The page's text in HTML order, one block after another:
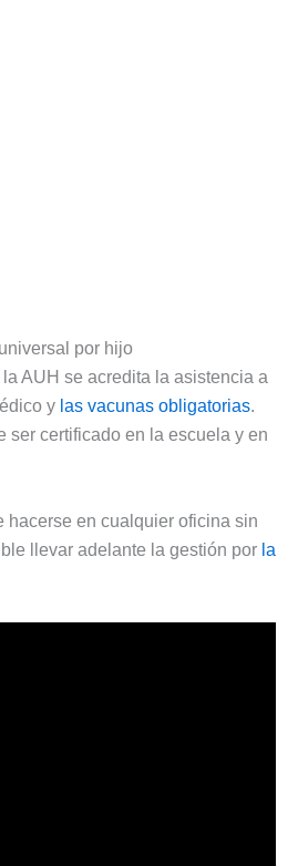
por hijo
AUH se acredita la asistencia a
y las vacunas obligatorias.
ser certificado en la escuela y en
hacerse en cualquier oficina sin
llevar adelante la gestión por la